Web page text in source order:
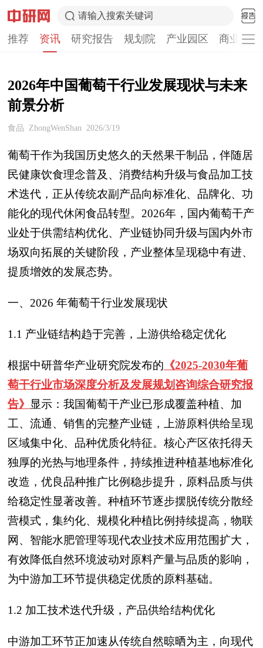
请输入搜索关键词
推荐 资讯 研究报告 规划院 产业园区 商业计
2026年中国葡萄干行业发展现状与未来
前景分析
食品 ZhongWenShan 2026/3/19
葡萄干作为我国历史悠久的天然果干制品，伴随居
民健康饮食理念普及、消费结构升级与食品加工技
术迭代，正从传统农副产品向标准化、品牌化、功
能化的现代休闲食品转型。2026年，国内葡萄干产
业处于供需结构优化、产业链协同升级与国内外市
场双向拓展的关键阶段，产业整体呈现稳中有进、
提质增效的发展态势。
一、2026 年葡萄干行业发展现状
1.1 产业链结构趋于完善，上游供给稳定优化
根据中研普华产业研究院发布的 《2025-2030年葡
萄干行业市场深度分析及发展规划咨询综合研究报
告》 显示：我国葡萄干产业已形成覆盖种植、加
工、流通、销售的完整产业链，上游原料供给呈现
区域集中化、品种优质化特征。核心产区依托得天
独厚的光热与地理条件，持续推进种植基地标准化
改造，优良品种推广比例稳步提升，原料品质与供
给稳定性显著改善。种植环节逐步摆脱传统分散经
营模式，集约化、规模化种植比例持续提高，物联
网、智能水肥管理等现代农业技术应用范围扩大，
有效降低自然环境波动对原料产量与品质的影响，
为中游加工环节提供稳定优质的原料基础。
1.2 加工技术迭代升级，产品供给结构优化
中游加工环节正加速从传统自然晾晒为主，向现代